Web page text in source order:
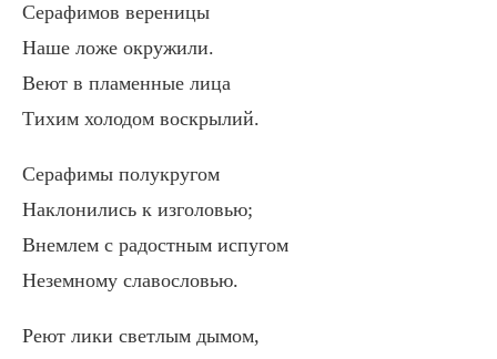
Серафимов вереницы
Наше ложе окружили.
Веют в пламенные лица
Тихим холодом воскрылий.
Серафимы полукругом
Наклонились к изголовью;
Внемлем с радостным испугом
Неземному славословью.
Реют лики светлым дымом,